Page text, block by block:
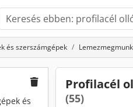
és szerszámgépek
és
Profilacél
(55)